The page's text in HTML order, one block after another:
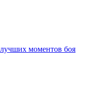
моментов боя